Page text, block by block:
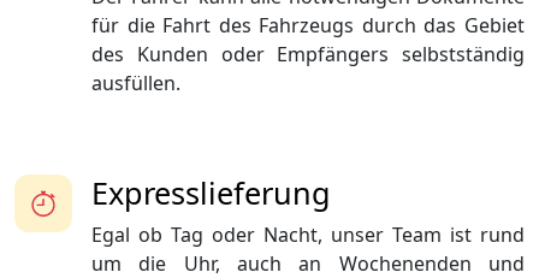
für die Fahrt des Fahrzeugs durch das Gebiet
des Kunden oder Empfängers selbstständig
ausfüllen.
Expresslieferung
Egal ob Tag oder Nacht, unser Team ist rund
um die Uhr, auch an Wochenenden und